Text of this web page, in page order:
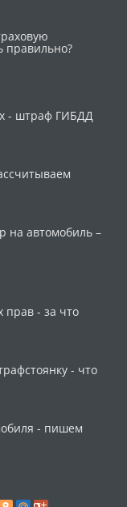
правильно?
- штраф ГИБДД
на автомобиль –
прав - за что
- что
- пишем